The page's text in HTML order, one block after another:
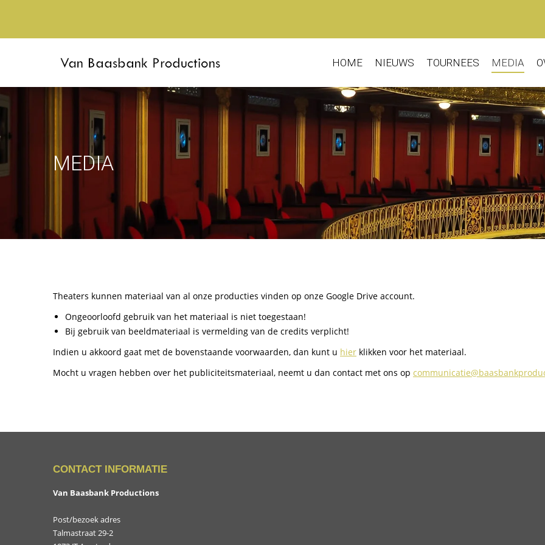
HOME NIEUWS TOURNEES MEDIA
MEDIA
Theaters kunnen materiaal van al onze producties vinden op onze Google Drive account.
Ongeoorloofd gebruik van het materiaal is niet toegestaan!
Bij gebruik van beeldmateriaal is vermelding van de credits verplicht!
Indien u akkoord gaat met de bovenstaande voorwaarden, dan kunt u hier klikken voor het materiaal.
Mocht u vragen hebben over het publiciteitsmateriaal, neemt u dan contact met ons op
CONTACT INFORMATIE
Van Baasbank Productions
Post/bezoek adres
Talmastraat 29-2